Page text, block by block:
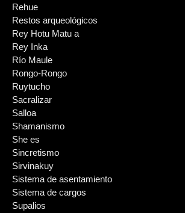
Rehue
Restos arqueológicos
Rey Hotu Matu a
Rey Inka
Río Maule
Rongo-Rongo
Ruytucho
Sacralizar
Salloa
Shamanismo
She es
Sincretismo
Sirvinakuy
Sistema de asentamiento
Sistema de cargos
Supalios